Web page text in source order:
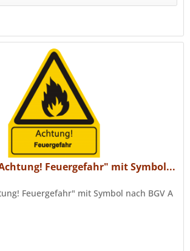
Feuergefahr" mit Symbol...
Feuergefahr" mit Symbol nach BGV A